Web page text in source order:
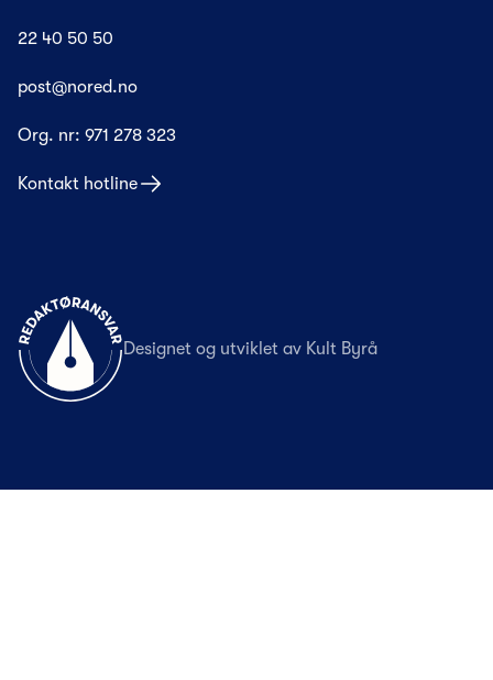
22 40 50 50
post@nored.no
Org. nr: 971 278 323
Kontakt hotline
Til forsiden
Designet og utviklet av Kult Byrå